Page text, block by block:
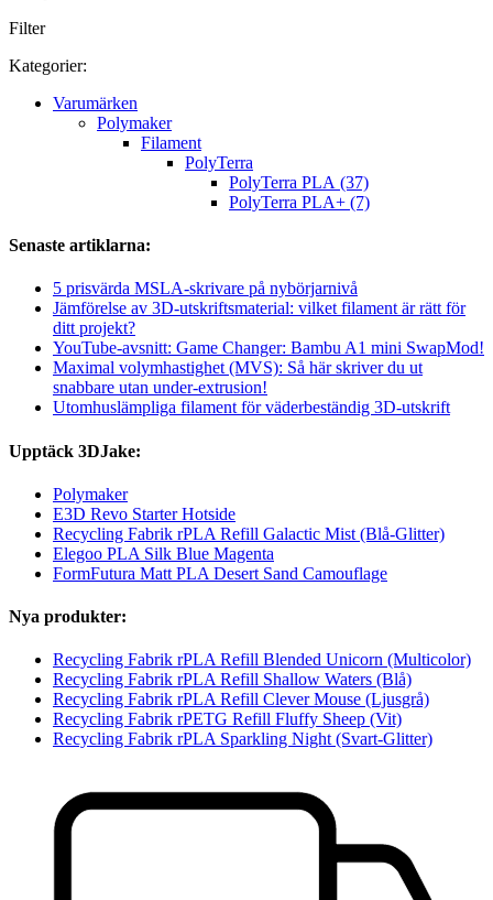
Filter
Kategorier:
Varumärken
Polymaker
Filament
PolyTerra
PolyTerra PLA (37)
PolyTerra PLA+ (7)
Senaste artiklarna:
5 prisvärda MSLA-skrivare på nybörjarnivå
Jämförelse av 3D-utskriftsmaterial: vilket filament är rätt för
ditt projekt?
YouTube-avsnitt: Game Changer: Bambu A1 mini SwapMod!
Maximal volymhastighet (MVS): Så här skriver du ut
snabbare utan under-extrusion!
Utomhuslämpliga filament för väderbeständig 3D-utskrift
Upptäck 3DJake:
Polymaker
E3D Revo Starter Hotside
Recycling Fabrik rPLA Refill Galactic Mist (Blå-Glitter)
Elegoo PLA Silk Blue Magenta
FormFutura Matt PLA Desert Sand Camouflage
Nya produkter:
Recycling Fabrik rPLA Refill Blended Unicorn (Multicolor)
Recycling Fabrik rPLA Refill Shallow Waters (Blå)
Recycling Fabrik rPLA Refill Clever Mouse (Ljusgrå)
Recycling Fabrik rPETG Refill Fluffy Sheep (Vit)
Recycling Fabrik rPLA Sparkling Night (Svart-Glitter)